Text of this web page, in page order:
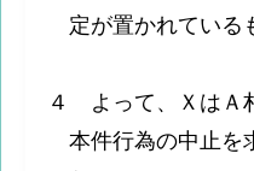
定が置かれている
４ よって、ＸはＡ
本件行為の中止を